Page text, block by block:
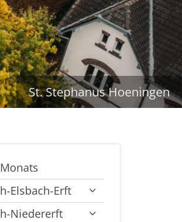
St. Stephanus Hoeningen
Elsbach-Erft
Niedererft